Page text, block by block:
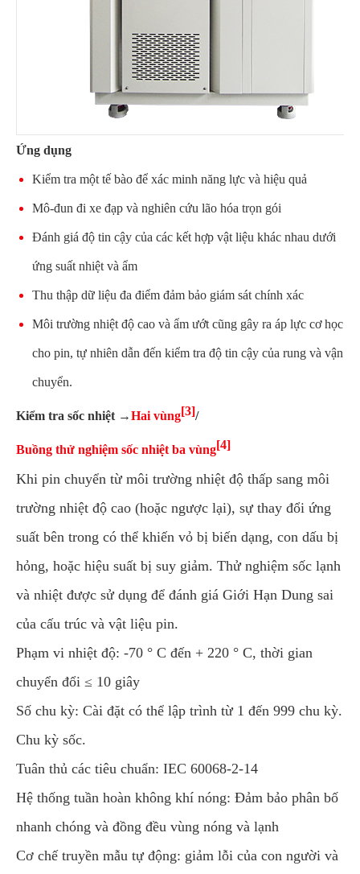
Ứng dụng
Kiểm tra một tế bào để xác minh năng lực và hiệu quả
Mô-đun đi xe đạp và nghiên cứu lão hóa trọn gói
Đánh giá độ tin cậy của các kết hợp vật liệu khác nhau dưới
ứng suất nhiệt và ẩm
Thu thập dữ liệu đa điểm đảm bảo giám sát chính xác
Môi trường nhiệt độ cao và ẩm ướt cũng gây ra áp lực cơ học
cho pin, tự nhiên dẫn đến kiểm tra độ tin cậy của rung và vận
chuyển.
Kiểm tra sốc nhiệt →Hai vùng[3]/
Buồng thử nghiệm sốc nhiệt ba vùng[4]
Khi pin chuyển từ môi trường nhiệt độ thấp sang môi
trường nhiệt độ cao (hoặc ngược lại), sự thay đổi ứng
suất bên trong có thể khiến vỏ bị biến dạng, con dấu bị
hỏng, hoặc hiệu suất bị suy giảm. Thử nghiệm sốc lạnh
và nhiệt được sử dụng để đánh giá Giới Hạn Dung sai
của cấu trúc và vật liệu pin.
Phạm vi nhiệt độ: -70 ° C đến + 220 ° C, thời gian
chuyển đổi ≤ 10 giây
Số chu kỳ: Cài đặt có thể lập trình từ 1 đến 999 chu kỳ.
Chu kỳ sốc.
Tuân thủ các tiêu chuẩn: IEC 60068-2-14
Hệ thống tuần hoàn không khí nóng: Đảm bảo phân bố
nhanh chóng và đồng đều vùng nóng và lạnh
Cơ chế truyền mẫu tự động: giảm lỗi của con người và